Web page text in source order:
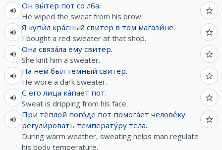
Он вы́тер пот со лба.
He wiped the sweat from his brow.
Я купи́л кра́сный свитер в том магази́не.
I bought a red sweater at that shop.
Она связа́ла ему свитер.
She knit him a sweater.
На нём был тёмный свитер.
He wore a dark sweater.
С его лица ка́пает пот.
Sweat is dripping from his face.
При тёплой пого́де пот помога́ет челове́ку
регули́ровать температу́ру тела.
During warm weather, sweating helps man regulate
his body temperature.